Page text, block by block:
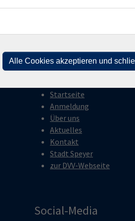
Inhalte
Startseite
Anmeldung
Über uns
Aktuelles
Kontakt
Stadt Speyer
zur DVV-Webseite
Social-Media
Alle Cookies akzeptieren und